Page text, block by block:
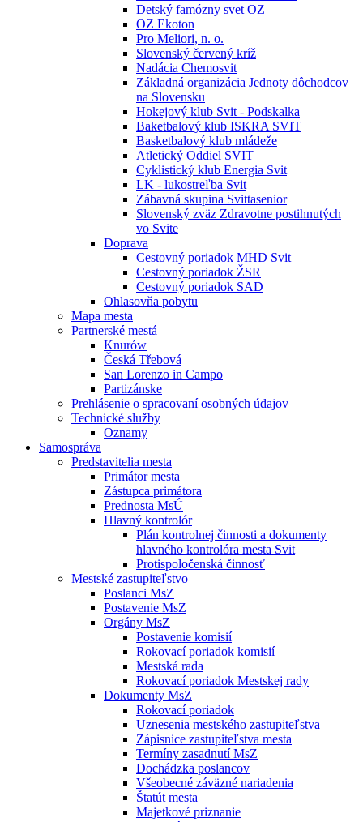
Detský famózny svet OZ
OZ Ekoton
Pro Meliori, n. o.
Slovenský červený kríž
Nadácia Chemosvit
Základná organizácia Jednoty dôchodcov
na Slovensku
Hokejový klub Svit - Podskalka
Baketbalový klub ISKRA SVIT
Basketbalový klub mládeže
Atletický Oddiel SVIT
Cyklistický klub Energia Svit
LK - lukostreľba Svit
Zábavná skupina Svittasenior
Slovenský zväz Zdravotne postihnutých
vo Svite
Doprava
Cestovný poriadok MHD Svit
Cestovný poriadok ŽSR
Cestovný poriadok SAD
Ohlasovňa pobytu
Mapa mesta
Partnerské mestá
Knurów
Česká Třebová
San Lorenzo in Campo
Partizánske
Prehlásenie o spracovaní osobných údajov
Technické služby
Oznamy
Samospráva
Predstavitelia mesta
Primátor mesta
Zástupca primátora
Prednosta MsÚ
Hlavný kontrolór
Plán kontrolnej činnosti a dokumenty
hlavného kontrolóra mesta Svit
Protispoločenská činnosť
Mestské zastupiteľstvo
Poslanci MsZ
Postavenie MsZ
Orgány MsZ
Postavenie komisií
Rokovací poriadok komisií
Mestská rada
Rokovací poriadok Mestskej rady
Dokumenty MsZ
Rokovací poriadok
Uznesenia mestského zastupiteľstva
Zápisnice zastupiteľstva mesta
Termíny zasadnutí MsZ
Dochádzka poslancov
Všeobecné záväzné nariadenia
Štatút mesta
Majetkové priznanie